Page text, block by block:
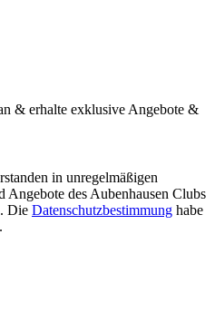
& erhalte exklusive Angebote &
in unregelmäßigen
Angebote des Aubenhausen Clubs
Die Datenschutzbestimmung habe